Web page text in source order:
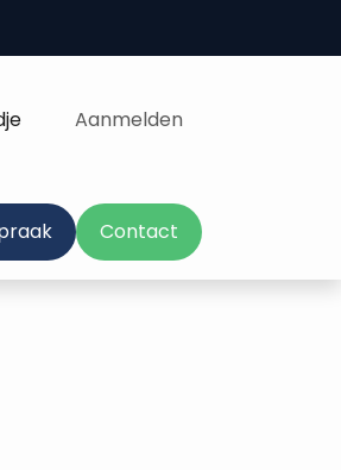
Aanmelden
Contact